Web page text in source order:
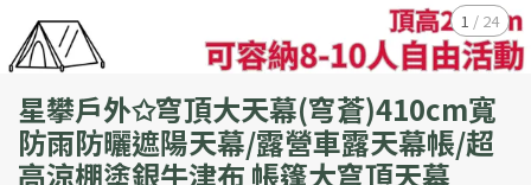
1 / 24
星攀戶外✩穹頂大天幕(穹蒼)410cm寬
防雨防曬遮陽天幕/露營車露天幕帳/超
高涼棚塗銀牛津布 帳篷大穹頂天幕